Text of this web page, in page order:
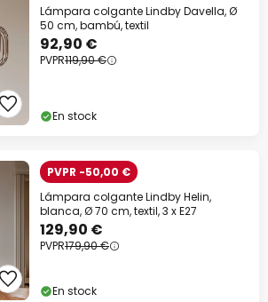
Lámpara colgante Lindby Davella, Ø
50 cm, bambú, textil
92,90 €
PVPR119,90 €
En stock
PVPR -50,00 €
Lámpara colgante Lindby Helin,
blanca, Ø 70 cm, textil, 3 x E27
129,90 €
PVPR179,90 €
En stock